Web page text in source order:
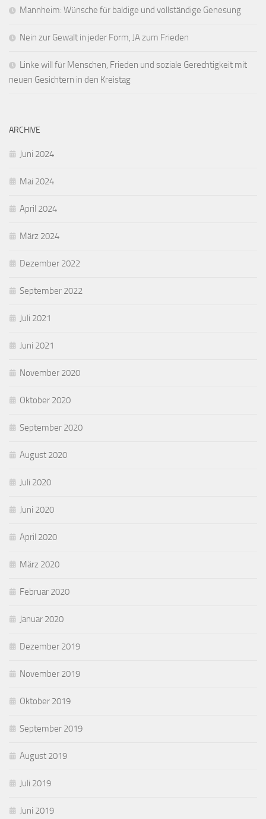
Mannheim: Wünsche für baldige und vollständige Genesung
Nein zur Gewalt in jeder Form, JA zum Frieden
Linke will für Menschen, Frieden und soziale Gerechtigkeit mit
neuen Gesichtern in den Kreistag
ARCHIVE
Juni 2024
Mai 2024
April 2024
März 2024
Dezember 2022
September 2022
Juli 2021
Juni 2021
November 2020
Oktober 2020
September 2020
August 2020
Juli 2020
Juni 2020
April 2020
März 2020
Februar 2020
Januar 2020
Dezember 2019
November 2019
Oktober 2019
September 2019
August 2019
Juli 2019
Juni 2019